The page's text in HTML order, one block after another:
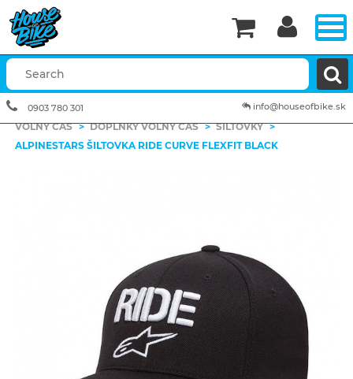
VOĽNÝ ČAS > DOPLNKY VOĽNÝ ČAS > ŠILTOVKY >
ALPINESTARS ŠILTOVKA RIDE CURVE FLEXFIT BLACK


info@houseofbike.sk
0903 780 301